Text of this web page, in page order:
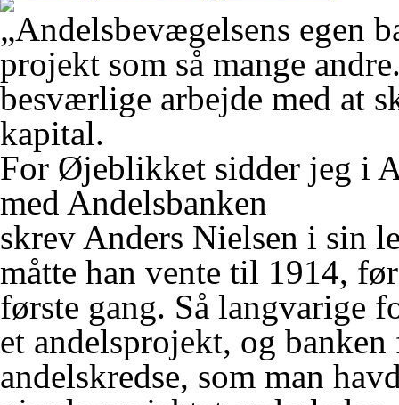
„Andelsbevægelsens egen
projekt som så mange
besværlige arbejde med at
kapital.
For Øjeblikket sidder jeg i
med Andelsbanken
skrev Anders Nielsen i sin
måtte han vente til 1914,
første gang. Så langvarige
et andelsprojekt, og
andelskredse, som man